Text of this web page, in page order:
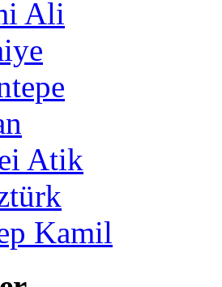
Ali
Atik
Kamil